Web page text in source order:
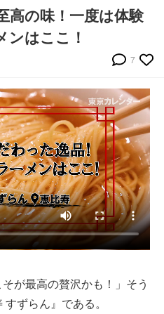
高の味！一度は体験
ンはここ！
7
が最高の贅沢かも！」そう
ずらん』である。